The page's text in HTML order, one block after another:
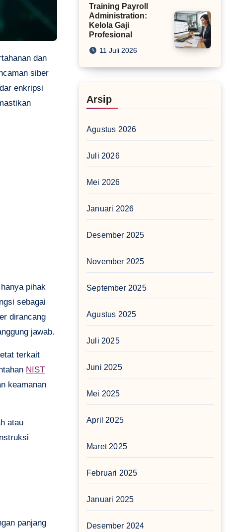
dan
siber
enkripsi
pihak
sebagai
dirancang
jawab.
terkait
NIST
keamanan
atau
panjang
Training Payroll
Administration:
Kelola Gaji
Profesional
11 Juli 2026
Arsip
Agustus 2026
Juli 2026
Mei 2026
Januari 2026
Desember 2025
November 2025
September 2025
Agustus 2025
Juli 2025
Juni 2025
Mei 2025
April 2025
Maret 2025
Februari 2025
Januari 2025
Desember 2024